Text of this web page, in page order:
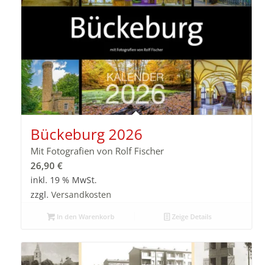
Bückeburg 2026
Mit Fotografien von Rolf Fischer
26,90 €
inkl. 19 % MwSt.
zzgl. Versandkosten
In den Warenkorb Zeige Details